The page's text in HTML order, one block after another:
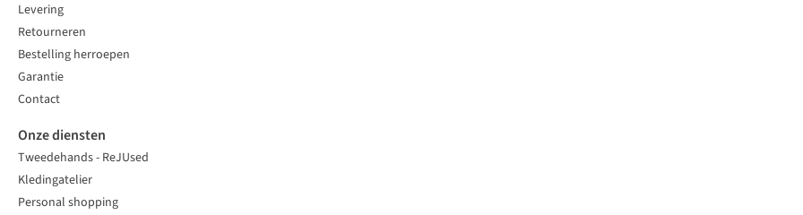
Levering
Retourneren
Bestelling herroepen
Garantie
Contact
Onze diensten
Tweedehands - ReJUsed
Kledingatelier
Personal shopping